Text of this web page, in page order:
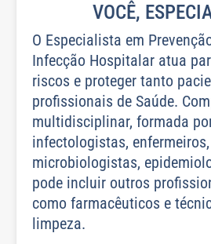
O Especialista em
Infecção Hospitalar atua
riscos e proteger tanto
profissionais de Saúde.
multidisciplinar, formada
infectologistas, enfermeiros,
microbiologistas,
pode incluir outros
como farmacêuticos e
limpeza.
VOCÊ,